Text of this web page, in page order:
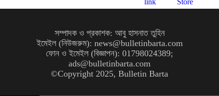
সম্পাদক ও প্রকাশক: আবু হাসনাত তুহিন
ইমেইল (নিউজরুম): news@bulletinbarta.com
ফোন ও ইমেইল (বিজ্ঞাপন): 01798024389;
ads@bulletinbarta.com
©️Copyright 2025, Bulletin Barta